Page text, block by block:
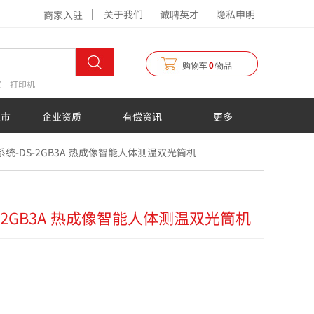
打印机
关于我们 诚聘英才 隐私申明
购物车0物品
商家入驻
企业资质 有偿资讯 更多
-DS-2GB3A 热成像智能人体测温双光筒机
热成像智能人体测温双光筒机